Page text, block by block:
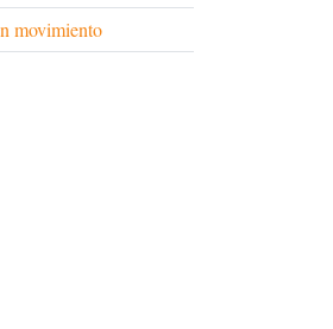
movimiento